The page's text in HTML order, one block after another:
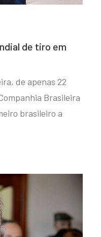
de tiro em
de apenas 22
Brasileira
brasileiro a